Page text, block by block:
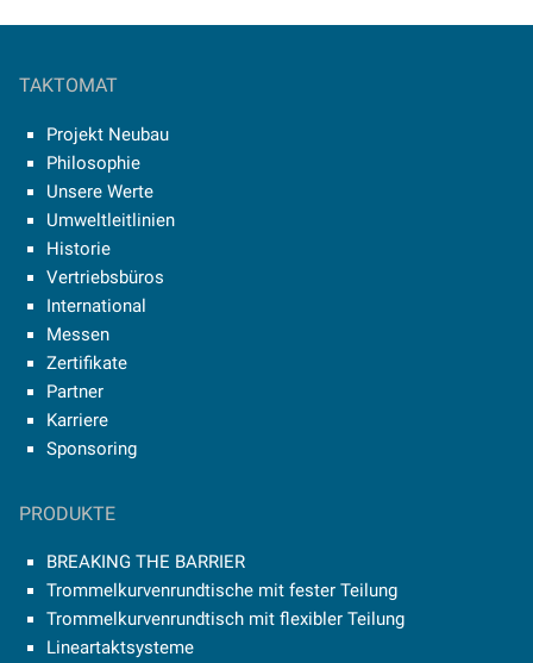
TAKTOMAT
Projekt Neubau
Philosophie
Unsere Werte
Umweltleitlinien
Historie
Vertriebsbüros
International
Messen
Zertifikate
Partner
Karriere
Sponsoring
PRODUKTE
BREAKING THE BARRIER
Trommelkurvenrundtische mit fester Teilung
Trommelkurvenrundtisch mit flexibler Teilung
Lineartaktsysteme